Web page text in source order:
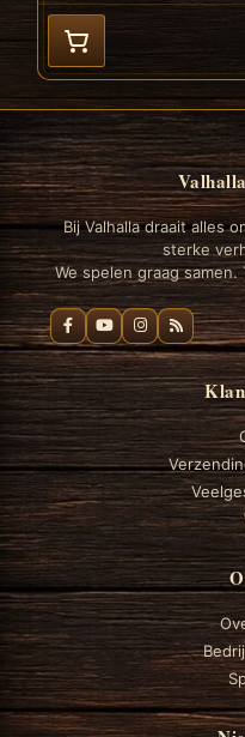
Bij Valhalla draait alles
sterke
We spelen graag samen.